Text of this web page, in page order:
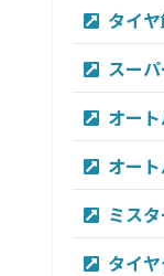
タイ
スー
オー
オー
ミス
タイ